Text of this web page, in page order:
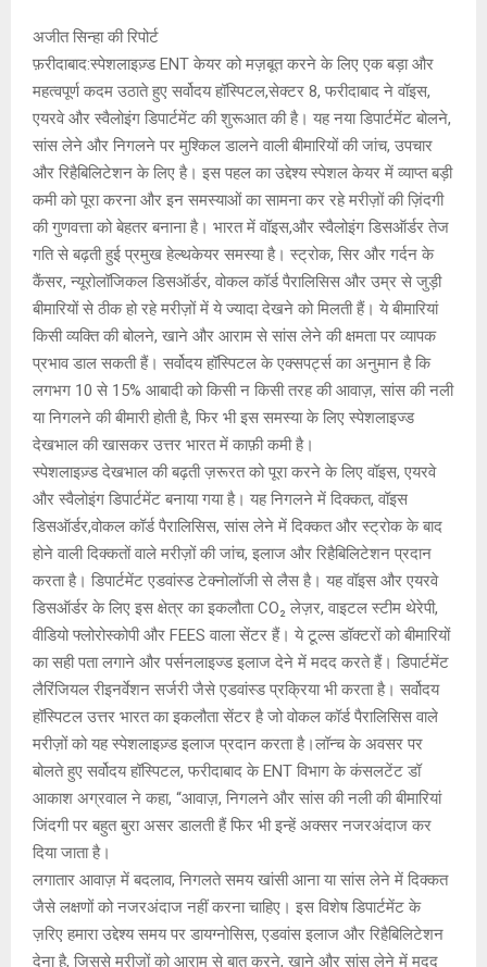
अजीत सिन्हा की रिपोर्ट
फ़रीदाबाद:स्पेशलाइज़्ड ENT केयर को मज़बूत करने के लिए एक बड़ा और
महत्वपूर्ण कदम उठाते हुए सर्वोदय हॉस्पिटल,सेक्टर 8, फरीदाबाद ने वॉइस,
एयरवे और स्वैलोइंग डिपार्टमेंट की शुरूआत की है। यह नया डिपार्टमेंट बोलने,
सांस लेने और निगलने पर मुश्किल डालने वाली बीमारियों की जांच, उपचार
और रिहैबिलिटेशन के लिए है। इस पहल का उद्देश्य स्पेशल केयर में व्याप्त बड़ी
कमी को पूरा करना और इन समस्याओं का सामना कर रहे मरीज़ों की ज़िंदगी
की गुणवत्ता को बेहतर बनाना है। भारत में वॉइस,और स्वैलोइंग डिसऑर्डर तेज
गति से बढ़ती हुई प्रमुख हेल्थकेयर समस्या है। स्ट्रोक, सिर और गर्दन के
कैंसर, न्यूरोलॉजिकल डिसऑर्डर, वोकल कॉर्ड पैरालिसिस और उम्र से जुड़ी
बीमारियों से ठीक हो रहे मरीज़ों में ये ज्यादा देखने को मिलती हैं। ये बीमारियां
किसी व्यक्ति की बोलने, खाने और आराम से सांस लेने की क्षमता पर व्यापक
प्रभाव डाल सकती हैं। सर्वोदय हॉस्पिटल के एक्सपर्ट्स का अनुमान है कि
लगभग 10 से 15% आबादी को किसी न किसी तरह की आवाज़, सांस की नली
या निगलने की बीमारी होती है, फिर भी इस समस्या के लिए स्पेशलाइज्ड
देखभाल की खासकर उत्तर भारत में काफ़ी कमी है।
स्पेशलाइज़्ड देखभाल की बढ़ती ज़रूरत को पूरा करने के लिए वॉइस, एयरवे
और स्वैलोइंग डिपार्टमेंट बनाया गया है। यह निगलने में दिक्कत, वॉइस
डिसऑर्डर,वोकल कॉर्ड पैरालिसिस, सांस लेने में दिक्कत और स्ट्रोक के बाद
होने वाली दिक्कतों वाले मरीज़ों की जांच, इलाज और रिहैबिलिटेशन प्रदान
करता है। डिपार्टमेंट एडवांस्ड टेक्नोलॉजी से लैस है। यह वॉइस और एयरवे
डिसऑर्डर के लिए इस क्षेत्र का इकलौता CO₂ लेज़र, वाइटल स्टीम थेरेपी,
वीडियो फ्लोरोस्कोपी और FEES वाला सेंटर हैं। ये टूल्स डॉक्टरों को बीमारियों
का सही पता लगाने और पर्सनलाइज्ड इलाज देने में मदद करते हैं। डिपार्टमेंट
लैरिंजियल रीइनर्वेशन सर्जरी जैसे एडवांस्ड प्रक्रिया भी करता है। सर्वोदय
हॉस्पिटल उत्तर भारत का इकलौता सेंटर है जो वोकल कॉर्ड पैरालिसिस वाले
मरीज़ों को यह स्पेशलाइज़्ड इलाज प्रदान करता है।लॉन्च के अवसर पर
बोलते हुए सर्वोदय हॉस्पिटल, फरीदाबाद के ENT विभाग के कंसलटेंट डॉ
आकाश अग्रवाल ने कहा, “आवाज़, निगलने और सांस की नली की बीमारियां
जिंदगी पर बहुत बुरा असर डालती हैं फिर भी इन्हें अक्सर नजरअंदाज कर
दिया जाता है।
लगातार आवाज़ में बदलाव, निगलते समय खांसी आना या सांस लेने में दिक्कत
जैसे लक्षणों को नजरअंदाज नहीं करना चाहिए। इस विशेष डिपार्टमेंट के
ज़रिए हमारा उद्देश्य समय पर डायग्नोसिस, एडवांस इलाज और रिहैबिलिटेशन
देना है, जिससे मरीज़ों को आराम से बात करने, खाने और सांस लेने में मदद